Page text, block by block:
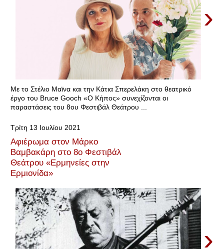
›
Με το Στέλιο Μαϊνα και την Κάτια Σπερελάκη στο θεατρικό
έργο του Bruce Goοch «Ο Κήπος» συνεχίζονται οι
παραστάσεις του 8ου Φεστιβάλ Θεάτρου ...
Τρίτη 13 Ιουλίου 2021
Αφιέρωμα στον Μάρκο
Βαμβακάρη στο 8ο Φεστιβάλ
Θεάτρου «Ερμηνείες στην
Ερμιονίδα»
›